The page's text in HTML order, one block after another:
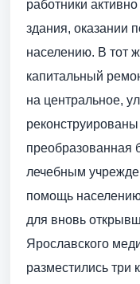
работники
здания, оказании
населению. В тот
капитальный
на центральное,
преобразованная
лечебным
помощь населению
для вновь
Ярославского
разместились три